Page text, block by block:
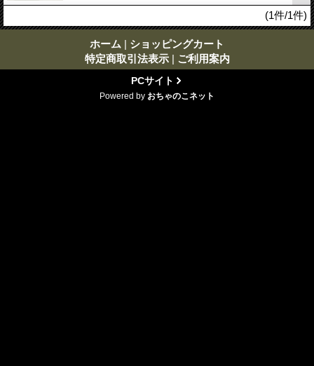
(1件/1件)
ホーム | ショッピングカート
特定商取引法表示 | ご利用案内
PCサイト
Powered by おちゃのこネット